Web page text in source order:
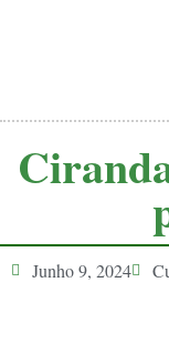
Junho 9, 2024